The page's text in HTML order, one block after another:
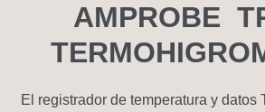
AMPROBE
El registrador de temperatura y datos